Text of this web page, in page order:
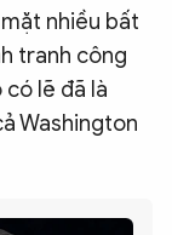
nhiều bất
tranh công
lẽ đã là
Washington